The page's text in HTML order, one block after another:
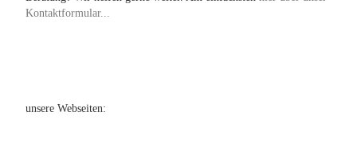
Kontaktformular...
unsere Webseiten: